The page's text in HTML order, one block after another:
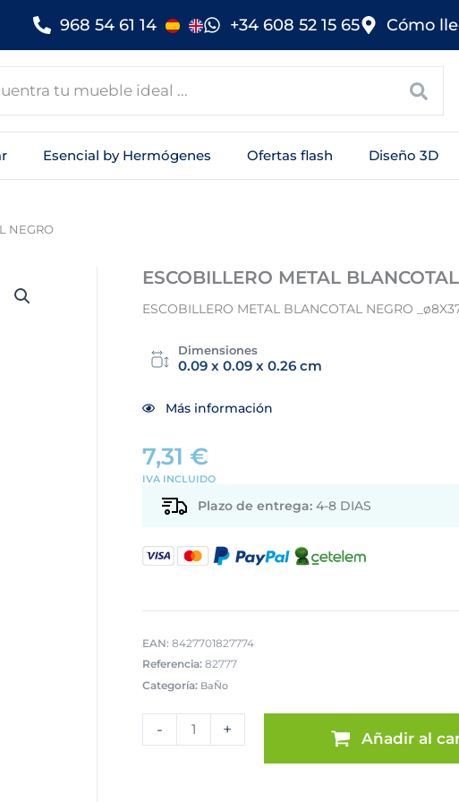
968 54 61 14 +34 608 52 15 65 Cómo
Esencial by Hermógenes Ofertas flash Diseño 3D
NEGRO
ESCOBILLERO METAL
ESCOBILLERO METAL BLANCOTAL NEGRO
Dimensiones
0.09 x 0.09 x 0.26 cm
Más información
7,31 €
IVA INCLUIDO
Plazo de entrega:4-8 DIAS
EAN: 8427701827774
Referencia: 82777
Categoría: BaÑo
-
BLANCOTAL
+ Añadir al